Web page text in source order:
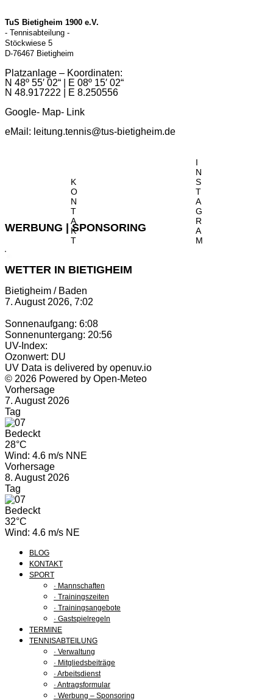
TuS Bietigheim 1900 e.V.
- Tennisabteilung -
Stöckwiese 5
D-76467 Bietigheim
Platzanlage – Koordinaten:
N 48º 55′ 02“ | E 08º 15′ 02“
N 48.917222 | E 8.250556
Google- Map- Link
eMail: leitung.tennis@tus-bietigheim.de
K
O
N
T
A
K
T
I
N
S
T
A
G
R
A
M
WERBUNG | SPONSORING
WETTER IN BIETIGHEIM
Bietigheim / Baden
7. August 2026, 7:02
Sonnenaufgang: 6:08
Sonnenuntergang: 20:56
UV-Index:
Ozonwert: DU
UV Data is delivered by openuv.io
© 2026 Powered by Open-Meteo
Vorhersage
7. August 2026
Tag
Bedeckt
28°C
Wind: 4.6 m/s NNE
Vorhersage
8. August 2026
Tag
Bedeckt
32°C
Wind: 4.6 m/s NE
BLOG
KONTAKT
SPORT
· Mannschaften
· Trainingszeiten
· Trainingsangebote
· Gastspielregeln
TERMINE
TENNISABTEILUNG
· Verwaltung
· Mitgliedsbeiträge
· Arbeitsdienst
· Antragsformular
· Werbung – Sponsoring